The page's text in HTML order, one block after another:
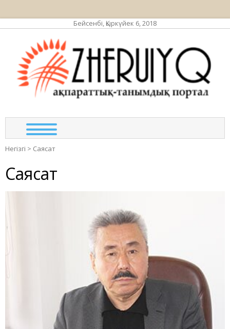
Бейсенбі, Қыркүйек 6, 2018
Негізгі > Саясат
Саясат